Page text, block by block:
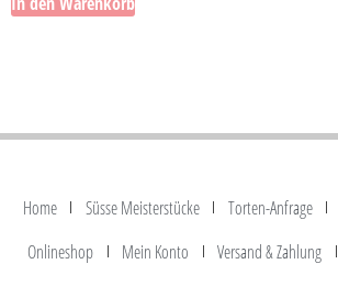
Home Süsse Meisterstücke Torten-Anfrage
Onlineshop
Mein Konto Versand & Zahlung